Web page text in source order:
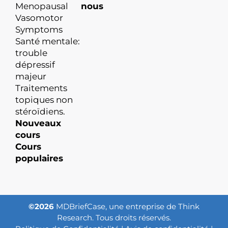
Menopausal
Vasomotor
Symptoms
Santé mentale:
trouble
dépressif
majeur
Traitements
topiques non
stéroïdiens.
Nouveaux
cours
Cours
populaires
nous
©2026 MDBriefCase, une entreprise de Think
Research. Tous droits réservés.